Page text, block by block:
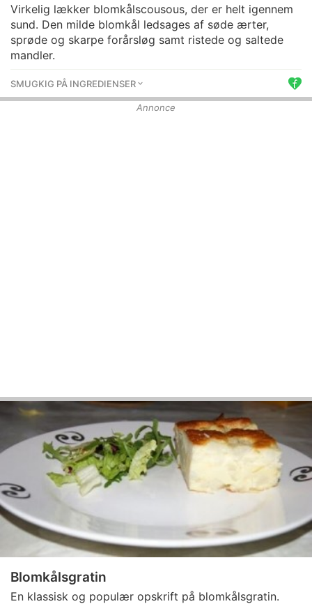
Virkelig lækker blomkålscousous, der er helt igennem
sund. Den milde blomkål ledsages af søde ærter,
sprøde og skarpe forårsløg samt ristede og saltede
mandler.
SMUGKIG PÅ INGREDIENSER
Annonce
Blomkålsgratin
En klassisk og populær opskrift på blomkålsgratin.